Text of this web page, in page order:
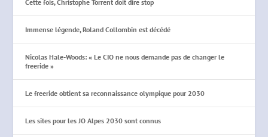
Cette fois, Christophe Torrent doit dire stop
Immense légende, Roland Collombin est décédé
Nicolas Hale-Woods: « Le CIO ne nous demande pas de changer le
freeride »
Le freeride obtient sa reconnaissance olympique pour 2030
Les sites pour les JO Alpes 2030 sont connus